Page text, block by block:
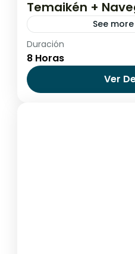
Temaikén +
See
Argentina
Duración
8 Horas
Ver